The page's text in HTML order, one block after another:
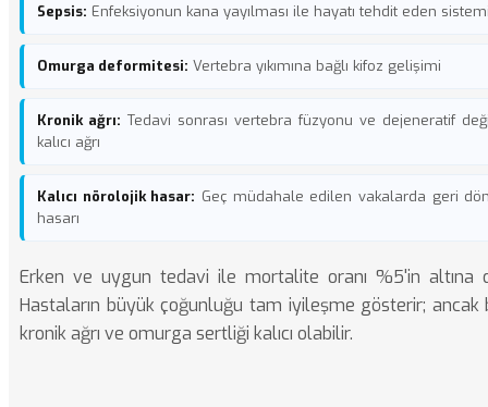
Sepsis: Enfeksiyonun kana yayılması ile hayatı tehdit eden
Omurga deformitesi: Vertebra yıkımına bağlı kifoz gelişimi
Kronik ağrı: Tedavi sonrası vertebra füzyonu ve dejeneratif
kalıcı ağrı
Kalıcı nörolojik hasar: Geç müdahale edilen vakalarda geri
hasarı
Erken ve uygun tedavi ile mortalite oranı %5'in altına
Hastaların büyük çoğunluğu tam iyileşme gösterir; ancak
kronik ağrı ve omurga sertliği kalıcı olabilir.